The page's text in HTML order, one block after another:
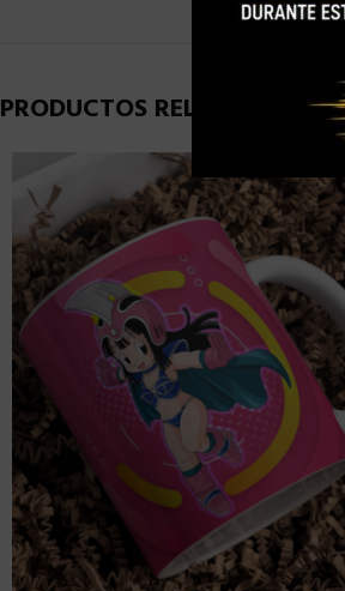
PRODUCTOS RELACIONADOS